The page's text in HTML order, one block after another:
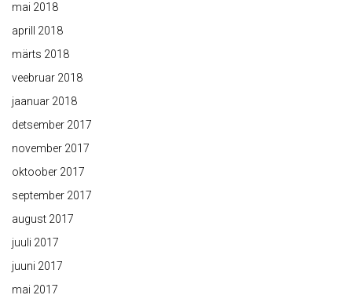
mai 2018
aprill 2018
märts 2018
veebruar 2018
jaanuar 2018
detsember 2017
november 2017
oktoober 2017
september 2017
august 2017
juuli 2017
juuni 2017
mai 2017